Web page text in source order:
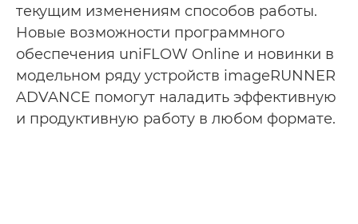
текущим изменениям способов работы.
Новые возможности программного
обеспечения uniFLOW Online и новинки в
модельном ряду устройств imageRUNNER
ADVANCE помогут наладить эффективную
и продуктивную работу в любом формате.